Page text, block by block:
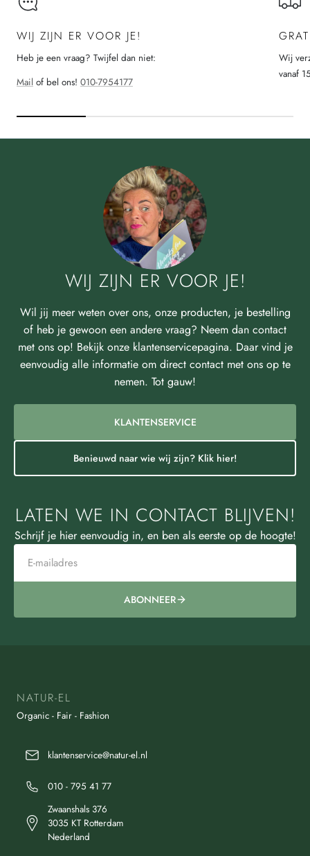
WIJ ZIJN ER VOOR JE!
Heb je een vraag? Twijfel dan niet:
Mail of bel ons! 010-7954177
Wij
vanaf
WIJ ZIJN ER VOOR JE!
Wil jij meer weten over ons, onze producten, je bestelling
of heb je gewoon een andere vraag? Neem dan contact
met ons op! Bekijk onze klantenservicepagina. Daar vind je
eenvoudig alle informatie om direct contact met ons op te
nemen. Tot gauw!
KLANTENSERVICE
Benieuwd naar wie wij zijn? Klik hier!
LATEN WE IN CONTACT BLIJVEN!
Schrijf je hier eenvoudig in, en ben als eerste op de hoogte!
ABONNEER
NATUR-EL
Organic - Fair - Fashion
klantenservice@natur-el.nl
010 - 795 41 77
Zwaanshals 376
3035 KT Rotterdam
Nederland